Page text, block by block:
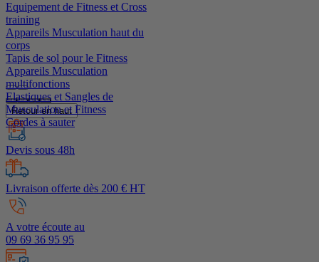
Equipement de Fitness et Cross
training
Appareils Musculation haut du
corps
Tapis de sol pour le Fitness
Appareils Musculation
multifonctions
Elastiques et Sangles de
Musculation et Fitness
Cordes à sauter
Retour en haut
Devis sous 48h
Livraison offerte dès 200 € HT
A votre écoute au
09 69 36 95 95